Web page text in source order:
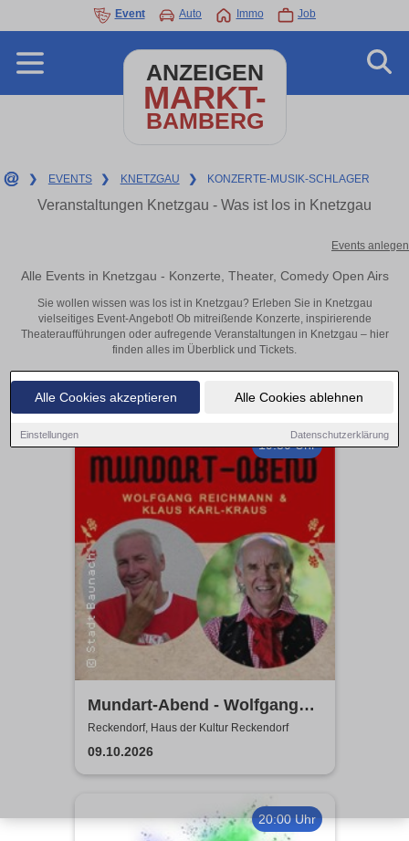
Alle Cookies akzeptieren Alle Cookies ablehnen
Einstellungen Datenschutzerklärung
Event Auto Immo Job
ANZEIGEN
MARKT-
BAMBERG
❯ EVENTS ❯ KNETZGAU ❯ KONZERTE-MUSIK-SCHLAGER
Veranstaltungen Knetzgau - Was ist los in Knetzgau
Events anlegen
Alle Events in Knetzgau - Konzerte, Theater, Comedy Open Airs
Sie wollen wissen was los ist in Knetzgau? Erleben Sie in Knetzgau
vielseitiges Event-Angebot! Ob mitreißende Konzerte, inspirierende
Theateraufführungen oder aufregende Veranstaltungen in Knetzgau – hier
finden alles im Überblick und Tickets.
19:30 Uhr
Mundart-Abend - Wolfgang
Reichmann & Klaus Karl-
Kraus
Reckendorf, Haus der Kultur Reckendorf
09.10.2026
20:00 Uhr